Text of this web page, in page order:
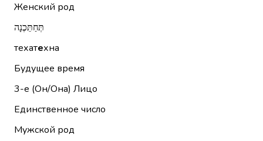
Женский род
תְּחַתֵּכְנָה
техатехна
Будущее время
3-е (Он/Она) Лицо
Единственное число
Мужской род